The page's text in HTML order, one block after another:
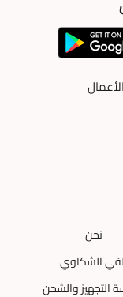
نحن
الشكاوي
التجهيز والشحن